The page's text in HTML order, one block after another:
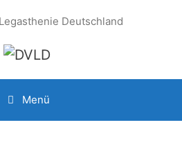
Deutschland
Menü